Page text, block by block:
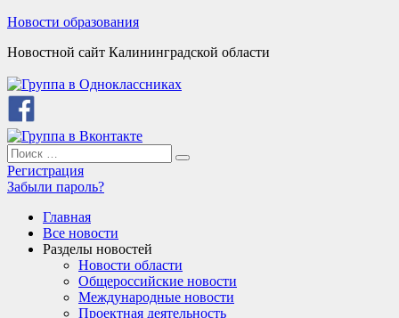
Skip
content
Новости образования
Новостной сайт Калининградской области
Search
for:
Search
Регистрация
Забыли пароль?
Главная
Все новости
Разделы новостей
Новости области
Общероссийские новости
Международные новости
Проектная деятельность